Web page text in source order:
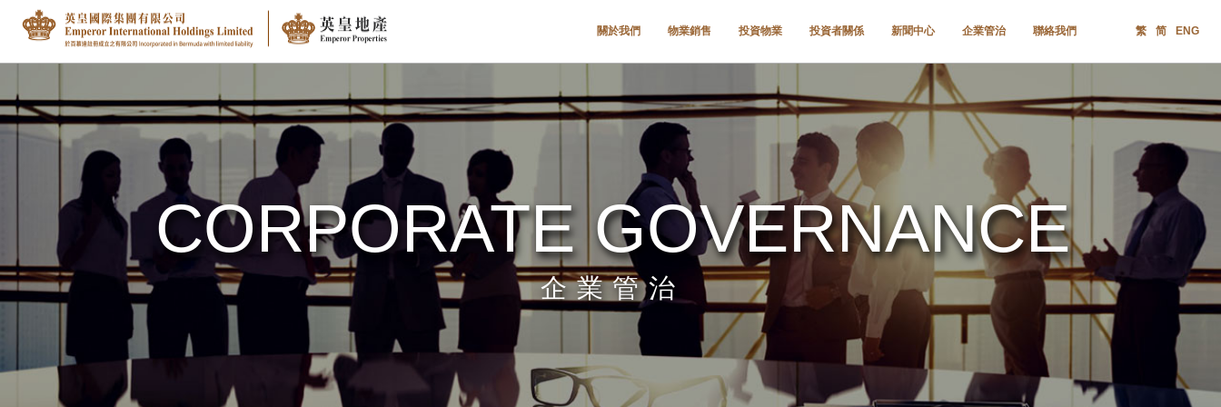
關於我們 物業銷售 投資物業 投資者關係 新聞中心 企業管治 聯絡我們 繁 简 ENG
CORPORATE GOVERNANCE
企業管治